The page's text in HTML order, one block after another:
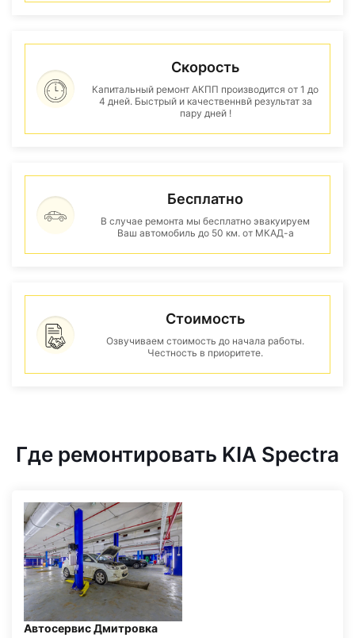
Скорость
Капитальный ремонт АКПП производится от 1 до
4 дней. Быстрый и качественнвй результат за
пару дней !
Бесплатно
В случае ремонта мы бесплатно эвакуируем
Ваш автомобиль до 50 км. от МКАД-а
Стоимость
Озвучиваем стоимость до начала работы.
Честность в приоритете.
Где ремонтировать KIA Spectra
Автосервис Дмитровка